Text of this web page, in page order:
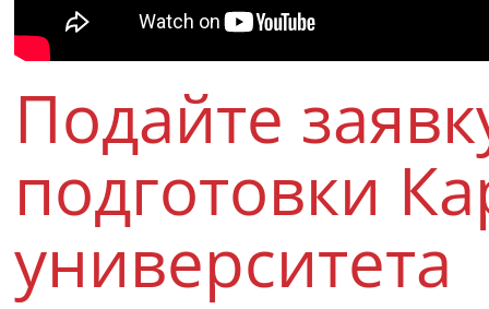
Подайте
подготовки
университета